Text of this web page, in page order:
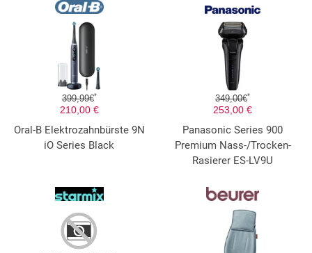
399,99€*
210,00 €
Oral-B Elektrozahnbürste 9N
iO Series Black
349,00€*
253,00 €
Panasonic Series 900
Premium Nass-/Trocken-
Rasierer ES-LV9U